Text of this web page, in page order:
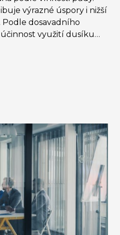
výrazné úspory i nižší
dosavadního
využití dusíku
v osvojování
začít uplatňovat během